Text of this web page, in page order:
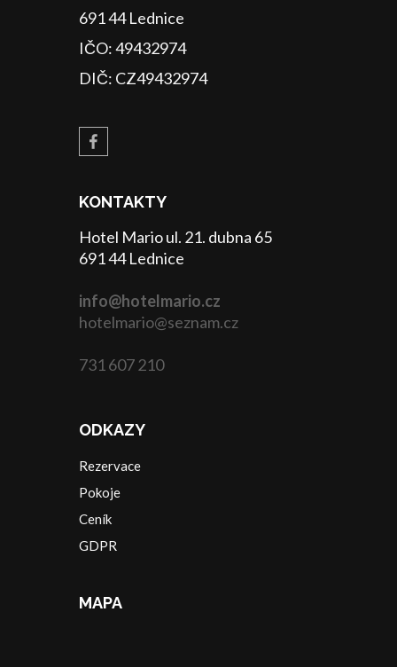
691 44 Lednice
IČO: 49432974
DIČ: CZ49432974
KONTAKTY
Hotel Mario ul. 21. dubna 65
691 44 Lednice
info@hotelmario.cz
hotelmario@seznam.cz
731 607 210
ODKAZY
Rezervace
Pokoje
Ceník
GDPR
MAPA